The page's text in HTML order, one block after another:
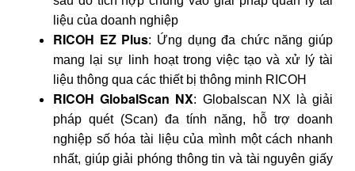
liệu của doanh nghiệp
RICOH EZ Plus: Ứng dụng đa chức năng giúp
mang lại sự linh hoạt trong việc tạo và xử lý tài
liệu thông qua các thiết bị thông minh RICOH
RICOH GlobalScan NX: Globalscan NX là giải
pháp quét (Scan) đa tính năng, hỗ trợ doanh
nghiệp số hóa tài liệu của mình một cách nhanh
nhất, giúp giải phóng thông tin và tài nguyên giấy